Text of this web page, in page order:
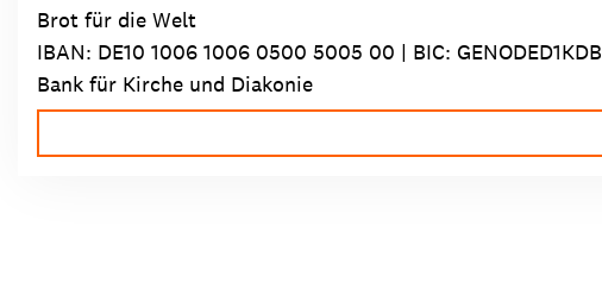
Brot für die Welt
IBAN: DE10 1006 1006 0500 5005 00 | BIC: GENODED1KDB
Bank für Kirche und Diakonie